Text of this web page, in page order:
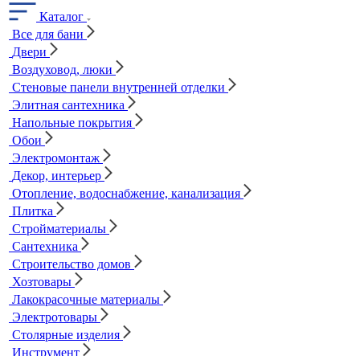
Каталог
Все для бани
Двери
Воздуховод, люки
Стеновые панели внутренней отделки
Элитная сантехника
Напольные покрытия
Обои
Электромонтаж
Декор, интерьер
Отопление, водоснабжение, канализация
Плитка
Стройматериалы
Сантехника
Строительство домов
Хозтовары
Лакокрасочные материалы
Электротовары
Столярные изделия
Инструмент